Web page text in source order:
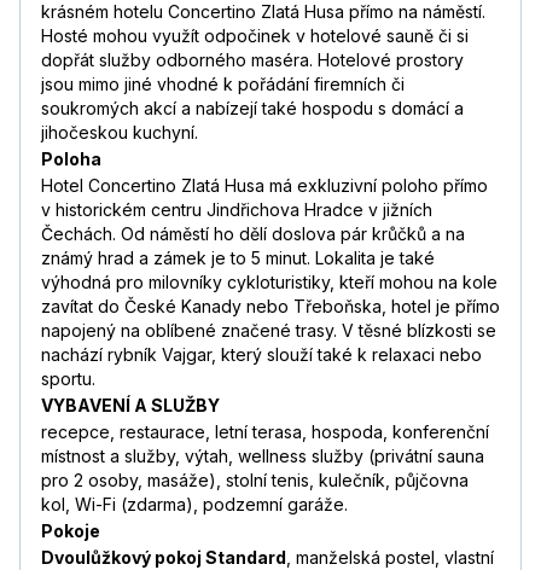
krásném hotelu Concertino Zlatá Husa přímo na náměstí.
Hosté mohou využít odpočinek v hotelové sauně či si
dopřát služby odborného maséra. Hotelové prostory
jsou mimo jiné vhodné k pořádání firemních či
soukromých akcí a nabízejí také hospodu s domácí a
jihočeskou kuchyní.
Poloha
Hotel Concertino Zlatá Husa má exkluzivní poloho přímo
v historickém centru Jindřichova Hradce v jižních
Čechách. Od náměstí ho dělí doslova pár krůčků a na
známý hrad a zámek je to 5 minut. Lokalita je také
výhodná pro milovníky cykloturistiky, kteří mohou na kole
zavítat do České Kanady nebo Třeboňska, hotel je přímo
napojený na oblíbené značené trasy. V těsné blízkosti se
nachází rybník Vajgar, který slouží také k relaxaci nebo
sportu.
VYBAVENÍ A SLUŽBY
recepce, restaurace, letní terasa, hospoda, konferenční
místnost a služby, výtah, wellness služby (privátní sauna
pro 2 osoby, masáže), stolní tenis, kulečník, půjčovna
kol, Wi-Fi (zdarma), podzemní garáže.
Pokoje
Dvoulůžkový pokoj Standard , manželská postel, vlastní